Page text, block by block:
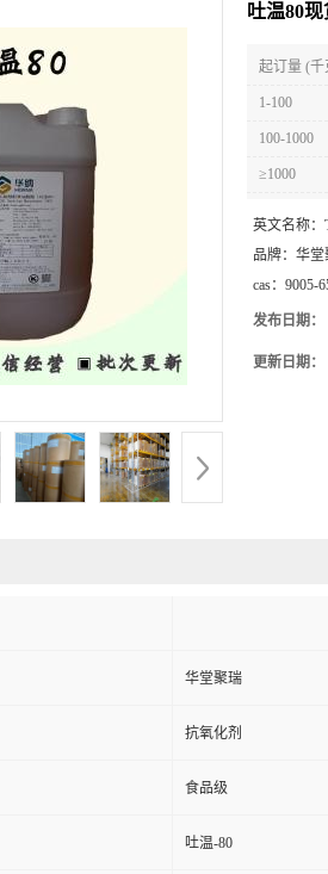
吐温80
起订量 (千
1-100
100-1000
≥1000
英文名称：
品牌： 华堂
cas： 9005-
发布日期：
更新日期：
华堂聚瑞
抗氧化剂
食品级
吐温-80